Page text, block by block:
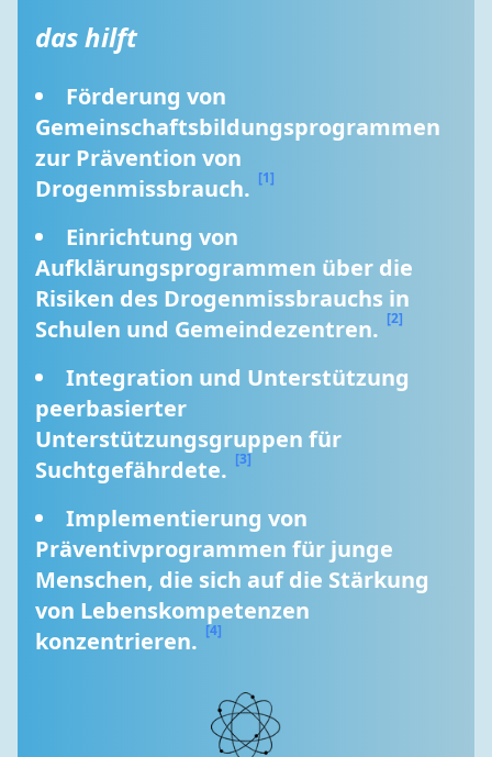
das hilft
Förderung von
Gemeinschaftsbildungsprogrammen
zur Prävention von
Drogenmissbrauch. [1]
Einrichtung von
Aufklärungsprogrammen über die
Risiken des Drogenmissbrauchs in
Schulen und Gemeindezentren. [2]
Integration und Unterstützung
peerbasierter
Unterstützungsgruppen für
Suchtgefährdete. [3]
Implementierung von
Präventivprogrammen für junge
Menschen, die sich auf die Stärkung
von Lebenskompetenzen
konzentrieren. [4]